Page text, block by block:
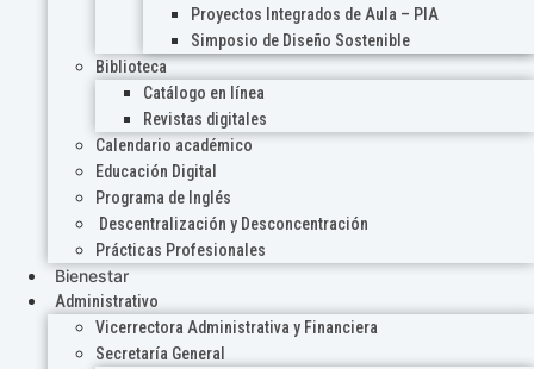
Proyectos Integrados de Aula – PIA
Simposio de Diseño Sostenible
Biblioteca
Catálogo en línea
Revistas digitales
Calendario académico
Educación Digital
Programa de Inglés
Descentralización y Desconcentración
Prácticas Profesionales
Bienestar
Administrativo
Vicerrectora Administrativa y Financiera
Secretaría General